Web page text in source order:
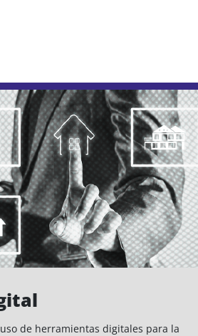
de herramientas digitales para la